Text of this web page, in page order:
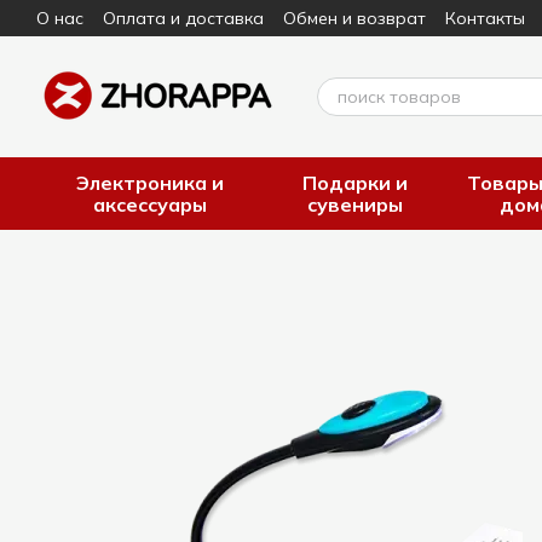
Перейти к основному контенту
О нас Оплата и доставка Обмен и возврат Контакты
Электроника и
аксессуары
Подарки и
сувениры